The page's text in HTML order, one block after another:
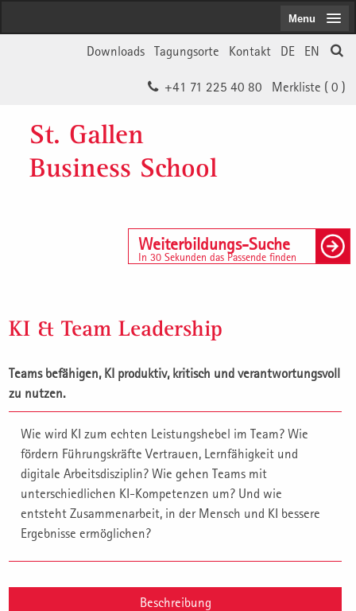
EN
DE
Kontakt
Tagungsorte
Downloads
Merkliste ( 0 )
+41 71 225 40 80
St. Gallen
Business School
Weiterbildungs-Suche
In 30 Sekunden das Passende finden
Menu
KI & Team Leadership
Teams befähigen, KI produktiv, kritisch und verantwortungsvoll
zu nutzen.
Wie wird KI zum echten Leistungshebel im Team? Wie
fördern Führungskräfte Vertrauen, Lernfähigkeit und
digitale Arbeitsdisziplin? Wie gehen Teams mit
unterschiedlichen KI-Kompetenzen um? Und wie
entsteht Zusammenarbeit, in der Mensch und KI bessere
Ergebnisse ermöglichen?
Beschreibung